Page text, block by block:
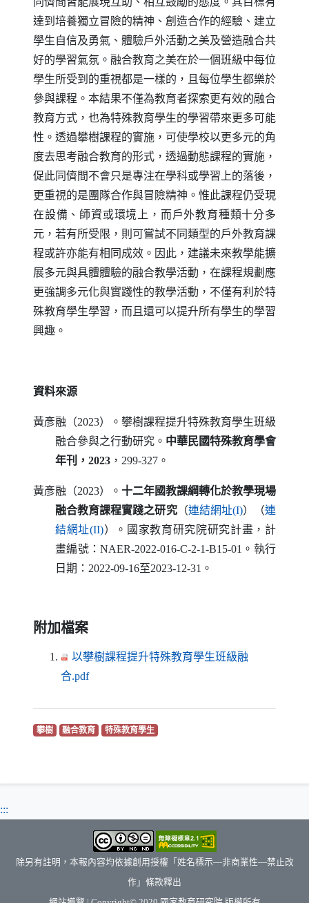
達到培養獨立冒險的精神、創造合作的經驗、建立
學生自信及勇氣、體驗戶外活動之美及營造融合共
好的學習氣氛。融合教育之美在於一個班級中每位
學生所受到的重視都是一樣的，且每位學生都樂於
參與課程。本結果不僅為教育者探索更有效的融合
教育方式，也為特殊教育學生的學習帶來更多可能
性。透過攀樹課程的實施，可使學校以更多元的角
度去思考融合教育的形式，透過動態課程的實施，
促此同儕間不會只是專注在學科或學習上的落後，
更重視的是團隊合作與冒險精神。惟此課程仍受現
在設備、師資或環境上，而戶外教育種類十分多
元，若有所受限，則可嘗試不同類型的戶外教育課
程或許亦能有相同成效。因此，建議未來教學能擴
展多元與具體體驗的融合教學活動，在課程規劃應
更強調多元化與實踐性的教學活動，不僅有利於特
殊教育學生學習，而且還可以提升所有學生的學習
興趣。
資料來源
黃彥融（2023）。攀樹課程提升特殊教育學生班級
融合參與之行動研究。 中華民國特殊教育學會
年刊，2023 ，299-327。
黃彥融（2023）。 十二年國教課綱轉化於教學現場
融合教育課程實踐之研究（連結網址(I)
（另開新視窗）
）（連
結網址(II)
（另開新視窗）
）。國家教育研究院研究計畫，計
畫編號：NAER-2022-016-C-2-1-B15-01 。執行
日期：2022-09-16至2023-12-31。
附加檔案
以攀樹課程提升特殊教育學生班級融
合.pdf（另開新視窗）
攀樹（另開新視窗）
融合教育（另開新視窗）
特殊教育學生（另開新視窗）
:::
除另有註明，本報內容均依據創用授權「姓名標示—非商業性—禁止改
作」條款釋出